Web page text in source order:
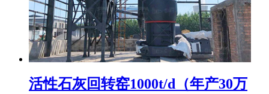
活性石灰回转窑1000t/d（年产30万